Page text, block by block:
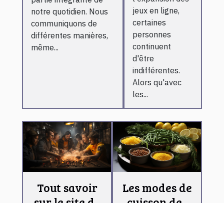
notre quotidien. Nous
communiquons de
différentes manières,
même...
jeux en ligne,
certaines
personnes
continuent
d'être
indifférentes.
Alors qu'avec
les...
Tout savoir
Les modes de